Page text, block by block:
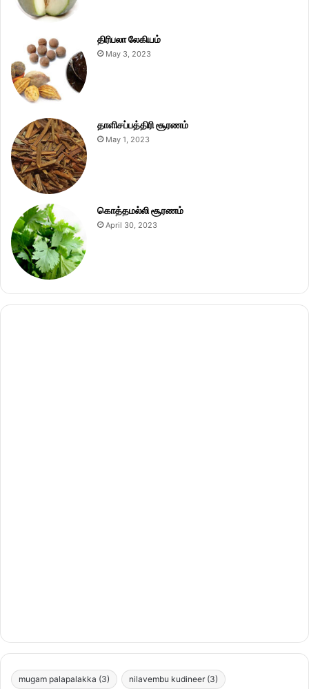
திரிபலா லேகியம்
May 3, 2023
தாளிசப்பத்திரி சூரணம்
May 1, 2023
கொத்தமல்லி சூரணம்
April 30, 2023
mugam palapalakka (3) nilavembu kudineer (3)